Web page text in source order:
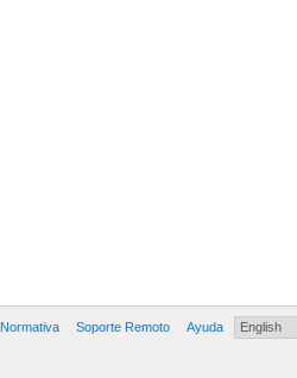
Normativa Soporte Remoto Ayuda